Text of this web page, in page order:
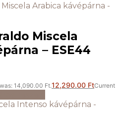
Miscela
– ESE44
14,090.00 Ft.12,290.00 FtCurrent